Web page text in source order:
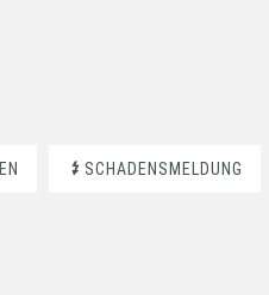
SCHADENSMELDUNG